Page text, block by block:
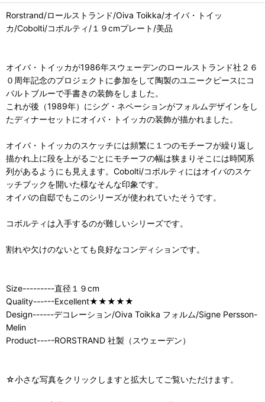
Rorstrand/ロールストランド/Oiva Toikka/オイバ・トイッ
カ/Cobolti/コボルティ/１９cmプレート/美品
オイバ・トイッカが1986年スウェーデンのロールストランド社２６
０周年記念のプロジェクトに参加をして陶製のユニークピースにコ
バルトブルーで手書きの装飾をしました。
これが後（1989年）にシグ・ネペーションがフォルムデザインをし
たディナーセットにオイバ・トイッカの装飾が描かれました。
オイバ・トイッカのスケッチには頻繁に１つのモチーフが繰り返し
描かれ上に段を上がるごとにモチーフの幅は狭まりそこには時関系
列があるようにも見えます。Cobolti/コボルティにはオイバのスケ
ッチブックを開いた様なそんな印象です。
オイバの自邸でもこのシリーズが使われていたそうです。
コボルティは入手するのが難しいシリーズです。
割れや欠けのないとても良好なコンディションです。
Size---------直径１９cm
Quality------Excellent★★★★★
Design------デコレーション/Oiva Toikka フォルム/Signe Persson-
Melin
Product-----RORSTRAND 社製（スウェーデン）
☆小さな写真をクリックしますと拡大してご覧いただけます。